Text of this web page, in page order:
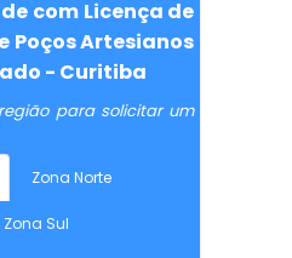
com Licença de
Poços Artesianos
- Curitiba
para solicitar um
Zona Norte
Zona Sul